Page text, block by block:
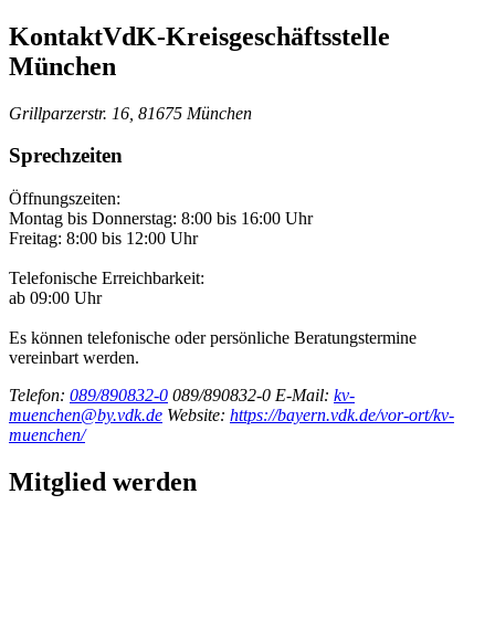
KontaktVdK-Kreisgeschäftsstelle
München
Grillparzerstr. 16, 81675 München
Sprechzeiten
Öffnungszeiten:
Montag bis Donnerstag: 8:00 bis 16:00 Uhr
Freitag: 8:00 bis 12:00 Uhr
Telefonische Erreichbarkeit:
ab 09:00 Uhr
Es können telefonische oder persönliche Beratungstermine
vereinbart werden.
Telefon: 089/890832-0 089/890832-0 E-Mail: kv-
muenchen@by.vdk.de Website: https://bayern.vdk.de/vor-ort/kv-
muenchen/
Mitglied werden